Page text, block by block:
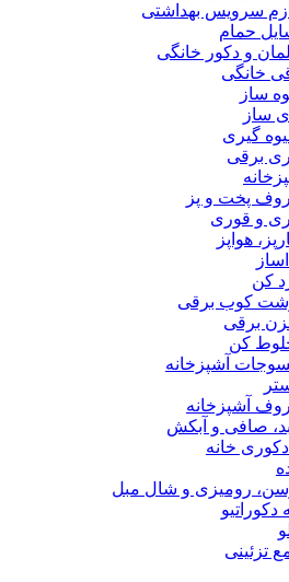
سرویس بهداشتی
حمام
و دکور خانگی
خانگی
ساز
ساز
گیری
برقی
پخت و پز
و قوری
هواپز
کن
کوب برقی
برقی
کن
آشپزخانه
آشپزخانه
صافی و آبکش
خانه
رومیزی و شال مبل
دکوراتیو
تزئینی